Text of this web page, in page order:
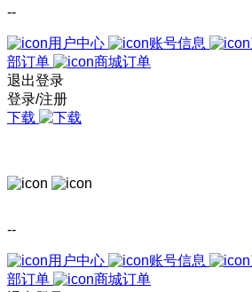
--
用户中心 账号信息
部订单
商城订单
退出登录
登录/注册
下载
--
用户中心 账号信息
部订单
商城订单